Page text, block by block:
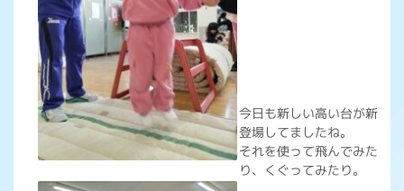
今日も新しい高い台が新
登場してましたね。
それを使って飛んでみた
り、くぐってみたり。